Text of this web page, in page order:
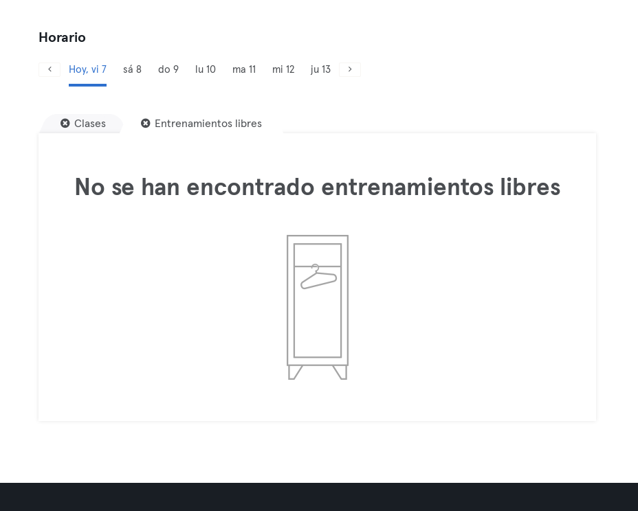
Horario
Hoy, vi 7 sá 8 do 9 lu 10 ma 11 mi 12 ju 13
Clases Entrenamientos libres
No se han encontrado entrenamientos libres